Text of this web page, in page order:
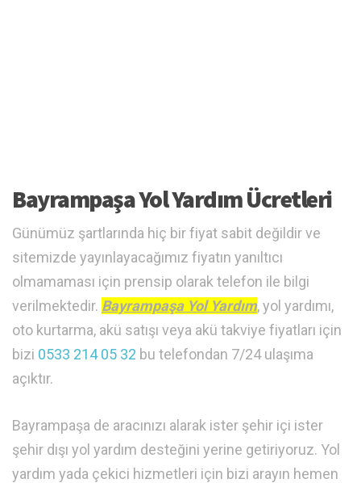
Bayrampaşa Yol Yardım Ücretleri
Günümüz şartlarında hiç bir fiyat sabit değildir ve
sitemizde yayınlayacağımız fiyatın yanıltıcı
olmamaması için prensip olarak telefon ile bilgi
verilmektedir. Bayrampaşa Yol Yardım, yol yardımı,
oto kurtarma, akü satışı veya akü takviye fiyatları için
bizi 0533 214 05 32 bu telefondan 7/24 ulaşıma
açıktır.
Bayrampaşa de aracınızı alarak ister şehir içi ister
şehir dışı yol yardım desteğini yerine getiriyoruz. Yol
yardım yada çekici hizmetleri için bizi arayın hemen